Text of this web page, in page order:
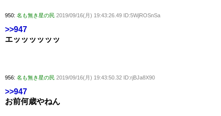
950: 名も無き星の民 2019/09/16(月) 19:43:26.49 ID:5WjROSnSa
>>947
エッッッッッッ
956: 名も無き星の民 2019/09/16(月) 19:43:50.32 ID:rjBJa8X90
>>947
お前何歳やねん